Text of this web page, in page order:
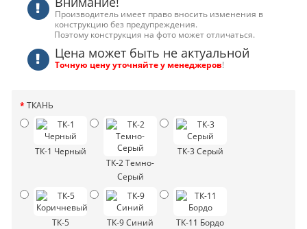
Производитель имеет право вносить изменения в
конструкцию без предупреждения.
Поэтому конструкция на фото может отличаться.
Цена может быть не актуальной
Точную цену уточняйте у менеджеров!
ТКАНЬ
ТК-1 Черный
ТК-2 Темно-
Серый
ТК-3 Серый
ТК-5
ТК-9 Синий ТК-11 Бордо